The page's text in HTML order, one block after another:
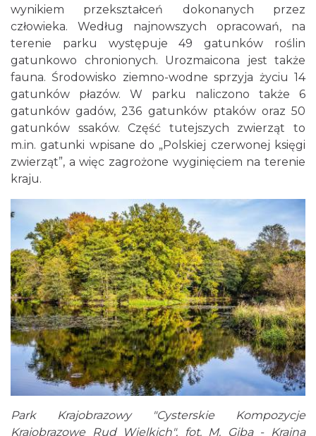
wynikiem przekształceń dokonanych przez
człowieka. Według najnowszych opracowań, na
terenie parku występuje 49 gatunków roślin
gatunkowo chronionych. Urozmaicona jest także
fauna. Środowisko ziemno-wodne sprzyja życiu 14
gatunków płazów. W parku naliczono także 6
gatunków gadów, 236 gatunków ptaków oraz 50
gatunków ssaków. Część tutejszych zwierząt to
m.in. gatunki wpisane do „Polskiej czerwonej księgi
zwierząt”, a więc zagrożone wyginięciem na terenie
kraju.
Park Krajobrazowy "Cysterskie Kompozycje
Krajobrazowe Rud Wielkich", fot. M. Giba - Kraina